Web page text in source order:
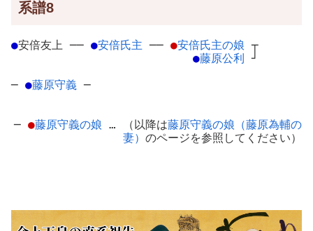
系譜8
●安倍友上 ── ●安倍氏主 ── ●安倍氏主の娘 ┬
●藤原公利 ┘
─ ●藤原守義 ─
─ ●藤原守義の娘 … （以降は藤原守義の娘（藤原為輔の
妻） のページを参照してください）